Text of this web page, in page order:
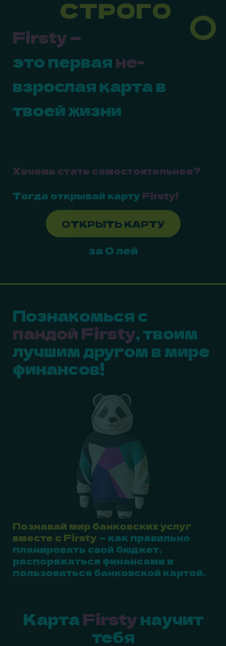
СТРОГО
Firsty —
это перваяне-
взрослая карта в
твоей жизни
Хочешь стать самостоятельнее?
Тогда открывай карту Firsty!
ОТКРЫТЬ КАРТУ
за 0 лей
Познакомься с
пандой Firsty, твоим
лучшим другом в мире
финансов!
Познавай мир банковских услуг
вместе с Firsty — как правильно
планировать свой бюджет,
распоряжаться финансами и
пользоваться банковской картой.
КартаFirstyнаучит
тебя